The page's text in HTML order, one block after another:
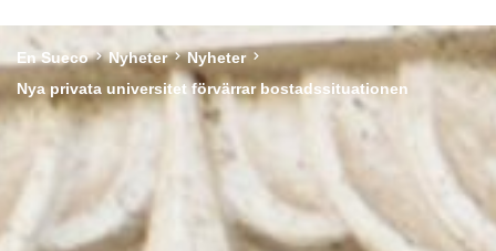
En Sueco Nyheter
Nyheter
Nya privata universitet förvärrar bostadssituationen